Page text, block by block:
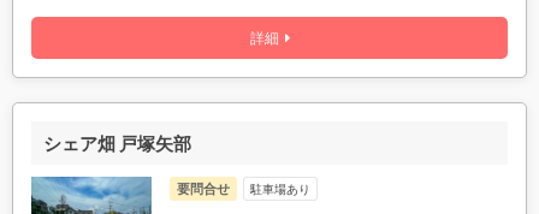
詳細
シェア畑 戸塚矢部
要問合せ 駐車場あり